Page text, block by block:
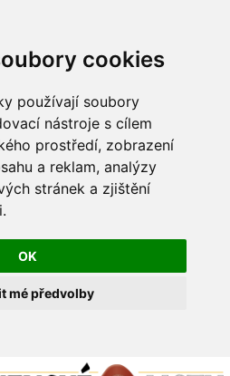
cookies
používají soubory
nástroje s cílem
prostředí, zobrazení
a reklam, analýzy
stránek a zjištění
OK
mé předvolby